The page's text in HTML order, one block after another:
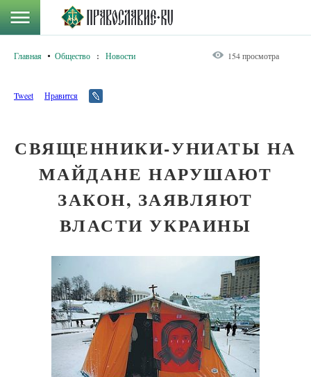
Главная Общество : Новости 154 просмотра
Tweet Нравится
СВЯЩЕННИКИ-УНИАТЫ НА
МАЙДАНЕ НАРУШАЮТ
ЗАКОН, ЗАЯВЛЯЮТ
ВЛАСТИ УКРАИНЫ